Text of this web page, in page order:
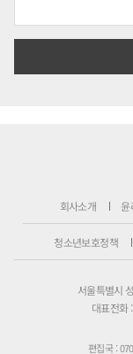
회사소개 윤
청소년보호정책
서울특별시
대표전화
편집국 :